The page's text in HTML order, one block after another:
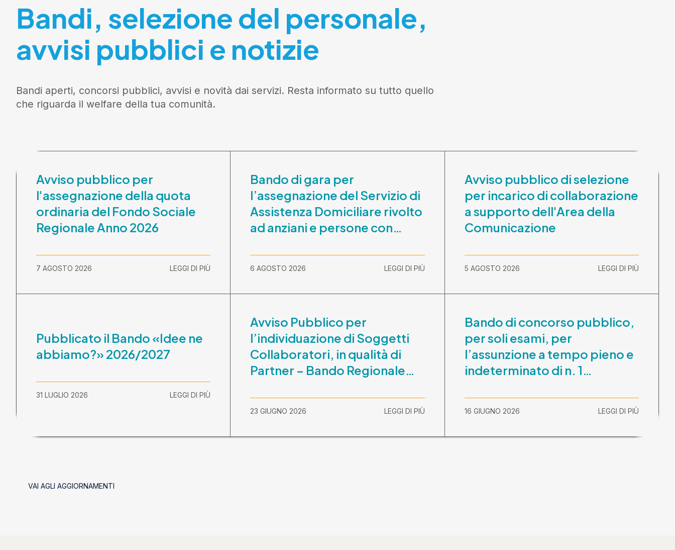
Bandi, selezione del personale,
avvisi pubblici e notizie
Bandi aperti, concorsi pubblici, avvisi e novità dai servizi. Resta informato su tutto quello
che riguarda il welfare della tua comunità.
Avviso pubblico per
l'assegnazione della quota
ordinaria del Fondo Sociale
Regionale Anno 2026
7 AGOSTO 2026 LEGGI DI PIÙ
Bando di gara per
l’assegnazione del Servizio di
Assistenza Domiciliare rivolto
ad anziani e persone con
ottobre 2026-30 settembre
2029
6 AGOSTO 2026 LEGGI DI PIÙ
Avviso pubblico di selezione
per incarico di collaborazione
a supporto dell'Area della
Comunicazione
5 AGOSTO 2026 LEGGI DI PIÙ
Pubblicato il Bando «Idee ne
abbiamo?» 2026/2027
31 LUGLIO 2026 LEGGI DI PIÙ
Avviso Pubblico per
l’individuazione di Soggetti
Collaboratori, in qualità di
Partner – Bando Regionale
2026” – CUP
E81B26000210003
23 GIUGNO 2026 LEGGI DI PIÙ
Bando di concorso pubblico,
per soli esami, per
l’assunzione a tempo pieno e
indeterminato di n. 1
Comunicazione prova scritta
e prova orale
16 GIUGNO 2026 LEGGI DI PIÙ
VAI AGLI AGGIORNAMENTI